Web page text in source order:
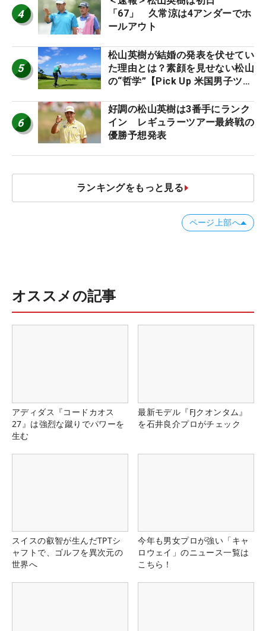
4
「67」 久常涼は4アンダーでホ
ールアウト
5
松山英樹が結婚の発表を伏せてい
た理由とは？素顔を見せない松山
の“哲学”【Pick Up 米国男子ツア
6
好調の松山英樹は3番手にランク
イン レギュラーツアー最終戦の
優勝予想発表
ランキングをもっと見る
ページ上部へ
オススメの記事
アディダス『コードカオス
27』は強烈な蹴りでパワーを
生む
最新モデル『FJクオンタム』
を石井良介プロがチェック
スイスの叡智が生んだTPTシ
ャフトで、ゴルフを異次元の
世界へ
今年も男女プロが強い「キャ
ロウェイ」のニュース一覧は
こちら！